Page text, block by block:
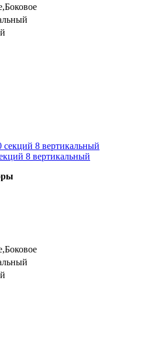
8 вертикальный